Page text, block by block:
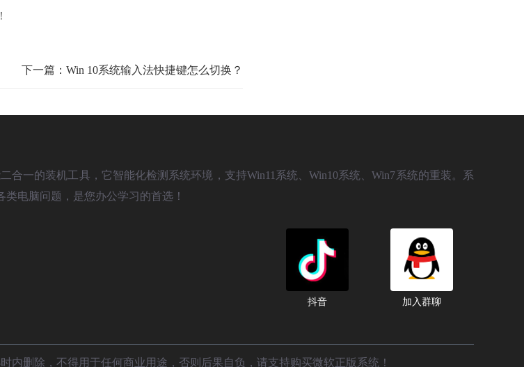
下一篇：Win 10系统输入法快捷键怎么切换？
合一的装机工具，它智能化检测系统环境，支持Win11系统、Win10系统、Win7系统的重装。系
电脑问题，是您办公学习的首选！
抖音 加入群聊
内删除，不得用于任何商业用途，否则后果自负，请支持购买微软正版系统！